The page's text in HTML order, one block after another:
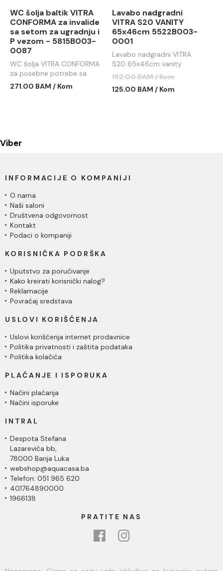
WC šolja baltik VITRA
CONFORMA za invalide
sa setom za ugradnju i
P vezom - 5815B003-
0087
WC šolja VITRA CONFORMA
za posebne potrebe sa
setom za ugradnju i P
vezom - 5815B003-0087
271.00 BAM / Kom
Lavabo nadgradni
VITRA S20 VANITY
65x46cm 5522B003-
0001
Lavabo nadgradni VITRA
S20 65x46cm vanity
192.00 BAM / Kom
125.00 BAM / Kom
Viber
INFORMACIJE O KOMPANIJI
O nama
Naši saloni
Društvena odgovornost
Kontakt
Podaci o kompaniji
KORISNIČKA PODRŠKA
Uputstvo za poručivanje
Kako kreirati korisnički nalog?
Reklamacije
Povraćaj sredstava
USLOVI KORIŠĆENJA
Uslovi korišćenja internet prodavnice
Politika privatnosti i zaštita podataka
Politika kolačića
PLAĆANJE I ISPORUKA
Načini plaćanja
Načini isporuke
INTRAL
Despota Stefana
Lazarevića bb,
78000 Banja Luka
webshop@aquacasa.ba
Telefon: 051 965 620
401764890000
1966138
PRATITE NAS